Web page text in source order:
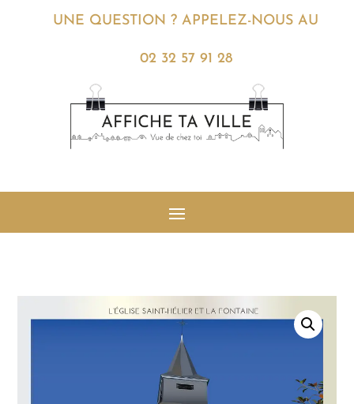
UNE QUESTION ? APPELEZ-NOUS AU
02 32 57 91 28